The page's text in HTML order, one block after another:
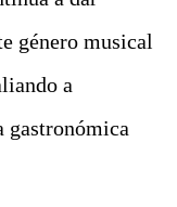
género musical
a
gastronómica